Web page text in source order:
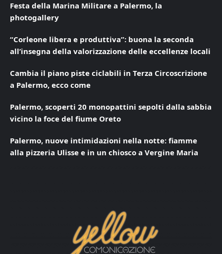
Festa della Marina Militare a Palermo, la
photogallery
“Corleone libera e produttiva”: buona la seconda
all’insegna della valorizzazione delle eccellenze locali
Cambia il piano piste ciclabili in Terza Circoscrizione
a Palermo, ecco come
Palermo, scoperti 20 monopattini sepolti dalla sabbia
vicino la foce del fiume Oreto
Palermo, nuove intimidazioni nella notte: fiamme
alla pizzeria Ulisse e in un chiosco a Vergine Maria